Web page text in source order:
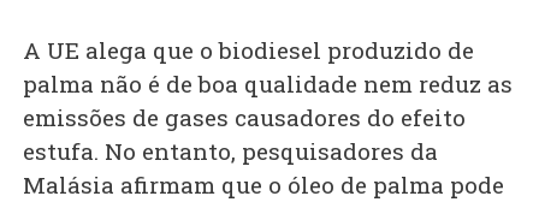
A UE alega que o biodiesel produzido de
palma não é de boa qualidade nem reduz as
emissões de gases causadores do efeito
estufa. No entanto, pesquisadores da
Malásia afirmam que o óleo de palma pode